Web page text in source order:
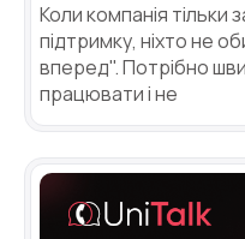
Коли компанія тільки
підтримку, ніхто не
вперед". Потрібно
працювати і не